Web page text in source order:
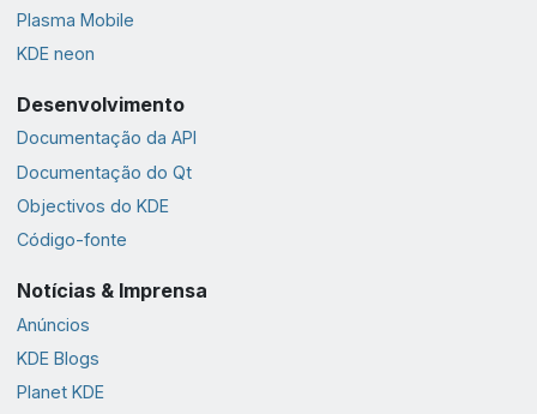
Plasma Mobile
KDE neon
Desenvolvimento
Documentação da API
Documentação do Qt
Objectivos do KDE
Código-fonte
Notícias & Imprensa
Anúncios
KDE Blogs
Planet KDE